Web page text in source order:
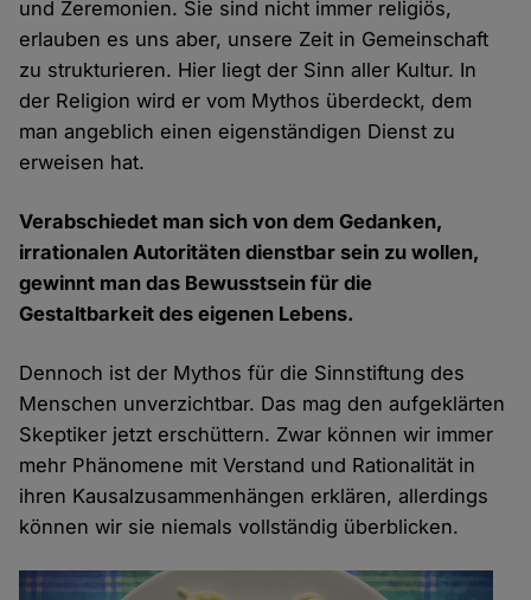
und Zeremonien. Sie sind nicht immer religiös,
erlauben es uns aber, unsere Zeit in Gemeinschaft
zu strukturieren. Hier liegt der Sinn aller Kultur. In
der Religion wird er vom Mythos überdeckt, dem
man angeblich einen eigenständigen Dienst zu
erweisen hat.
Verabschiedet man sich von dem Gedanken,
irrationalen Autoritäten dienstbar sein zu wollen,
gewinnt man das Bewusstsein für die
Gestaltbarkeit des eigenen Lebens.
Dennoch ist der Mythos für die Sinnstiftung des
Menschen unverzichtbar. Das mag den aufgeklärten
Skeptiker jetzt erschüttern. Zwar können wir immer
mehr Phänomene mit Verstand und Rationalität in
ihren Kausalzusammenhängen erklären, allerdings
können wir sie niemals vollständig überblicken.